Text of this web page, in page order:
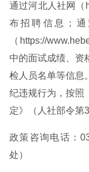
通过河北人社网（
布招聘信息；
（https://
中的面试成绩、资
检人员名单等信息
纪违规行为，按照
定》（人社部令第
政策咨询电话：
处）